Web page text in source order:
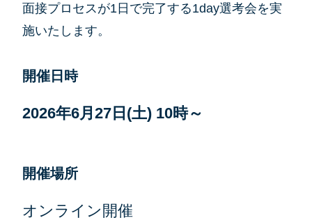
面接プロセスが1日で完了する1day選考会を実
施いたします。
開催 日時
2026年6月27日(土) 10時～
開催場所
オンライン開催